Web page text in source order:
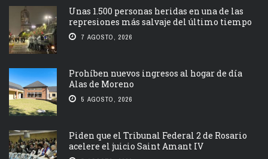
Unas 1.500 personas heridas en una de las
represiones más salvaje del último tiempo
7 AGOSTO, 2026
Prohíben nuevos ingresos al hogar de día
Alas de Moreno
5 AGOSTO, 2026
Piden que el Tribunal Federal 2 de Rosario
acelere el juicio Saint Amant IV